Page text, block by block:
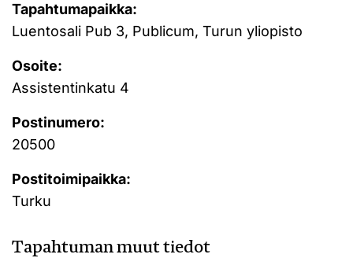
Tapahtumapaikka:
Luentosali Pub 3, Publicum, Turun yliopisto
Osoite:
Assistentinkatu 4
Postinumero:
20500
Postitoimipaikka:
Turku
Tapahtuman muut tiedot